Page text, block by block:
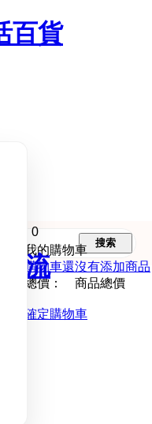
0
我的購物車
購物車還沒有添加商品
總價： 商品總價
確定購物車
搜索